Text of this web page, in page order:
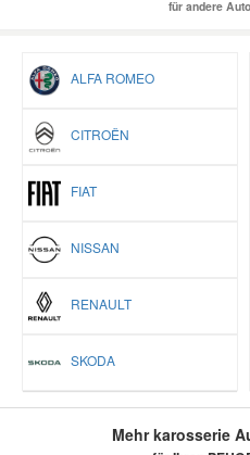
für andere
ALFA ROMEO
CITROËN
FIAT
NISSAN
RENAULT
SKODA
Mehr karosserie